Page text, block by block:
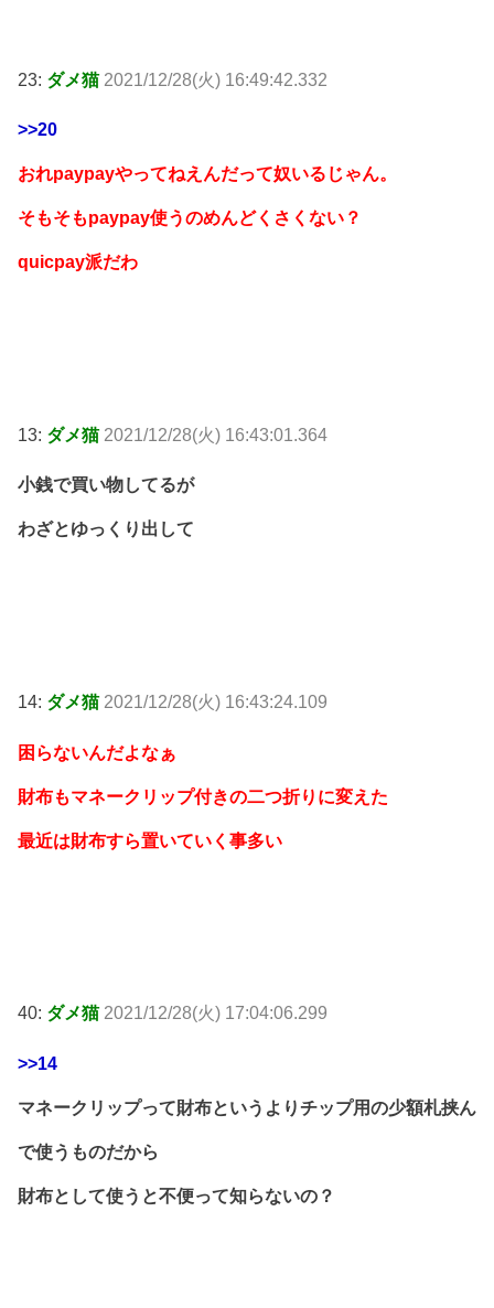
23: ダメ猫 2021/12/28(火) 16:49:42.332
>>20
おれpaypayやってねえんだって奴いるじゃん。
そもそもpaypay使うのめんどくさくない？
quicpay派だわ
13: ダメ猫 2021/12/28(火) 16:43:01.364
小銭で買い物してるが
わざとゆっくり出して
14: ダメ猫 2021/12/28(火) 16:43:24.109
困らないんだよなぁ
財布もマネークリップ付きの二つ折りに変えた
最近は財布すら置いていく事多い
40: ダメ猫 2021/12/28(火) 17:04:06.299
>>14
マネークリップって財布というよりチップ用の少額札挟ん
で使うものだから
財布として使うと不便って知らないの？